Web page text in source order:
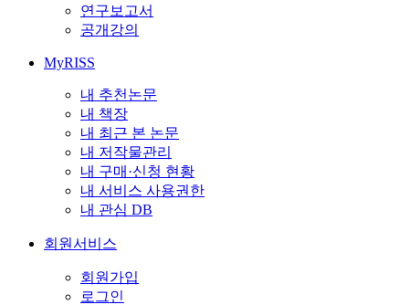
연구보고서
공개강의
MyRISS
내 추천논문
내 책장
내 최근 본 논문
내 저작물관리
내 구매·신청 현황
내 서비스 사용권한
내 관심 DB
회원서비스
회원가입
로그인